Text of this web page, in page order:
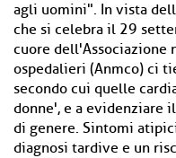
agli uomini". In vista
che si celebra il 29
cuore dell'Associazione
ospedalieri (Anmco) ci
secondo cui quelle
donne', e a evidenziare
di genere. Sintomi
diagnosi tardive e un